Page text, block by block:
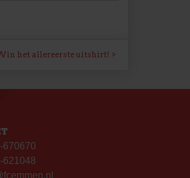
het allereerste uitshirt!
670670
621048